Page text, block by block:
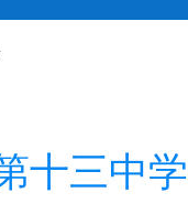
十三中学